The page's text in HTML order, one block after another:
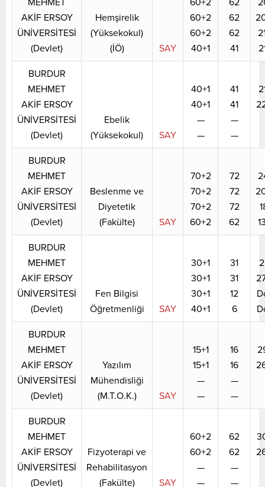
AKİF ERSOY
ÜNİVERSİTESİ
(Devlet)
Hemşirelik
(Yüksekokul)
(İÖ)
SAY
60+2
60+2
40+1
62
62
41
BURDUR
MEHMET
AKİF ERSOY
ÜNİVERSİTESİ
(Devlet)
Ebelik
(Yüksekokul)
SAY
40+1
40+1
—
—
41
41
—
—
BURDUR
MEHMET
AKİF ERSOY
ÜNİVERSİTESİ
(Devlet)
Beslenme ve
Diyetetik
(Fakülte)
SAY
70+2
70+2
70+2
60+2
72
72
72
62
BURDUR
MEHMET
AKİF ERSOY
ÜNİVERSİTESİ
(Devlet)
Fen Bilgisi
Öğretmenliği
SAY
30+1
30+1
30+1
40+1
31
31
12
6
BURDUR
MEHMET
AKİF ERSOY
ÜNİVERSİTESİ
(Devlet)
Yazılım
Mühendisliği
(M.T.O.K.)
SAY
15+1
15+1
—
—
16
16
—
—
BURDUR
MEHMET
AKİF ERSOY
ÜNİVERSİTESİ
(Devlet)
Fizyoterapi ve
Rehabilitasyon
(Fakülte)
SAY
60+2
60+2
—
—
62
62
—
—